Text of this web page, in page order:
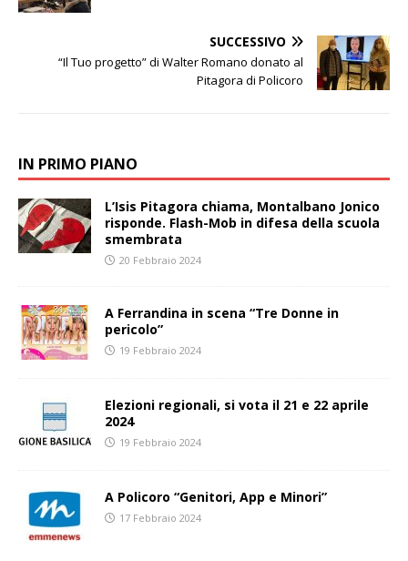
SUCCESSIVO
“Il Tuo progetto” di Walter Romano donato al
Pitagora di Policoro
IN PRIMO PIANO
L’Isis Pitagora chiama, Montalbano Jonico
risponde. Flash-Mob in difesa della scuola
smembrata
20 Febbraio 2024
A Ferrandina in scena “Tre Donne in
pericolo”
19 Febbraio 2024
Elezioni regionali, si vota il 21 e 22 aprile
2024
19 Febbraio 2024
A Policoro “Genitori, App e Minori”
17 Febbraio 2024